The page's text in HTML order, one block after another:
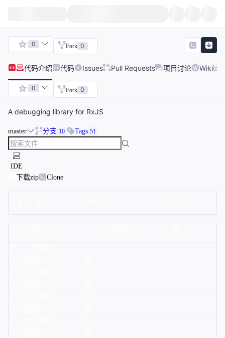
0 Fork 0
代码介绍 代码 Issues Pull Requests 项目讨论 Wiki
0 Fork 0
A debugging library for RxJS
master 分支 10 Tags 51
IDE
下载zip
Clone